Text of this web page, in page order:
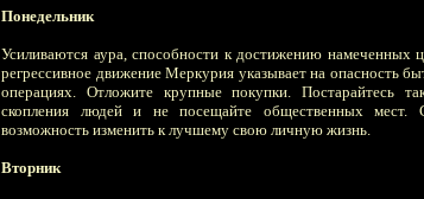
Понедельник
Усиливаются аура, способности к достижению намеченных
регрессивное движение Меркурия указывает на опасность
операциях. Отложите крупные покупки. Постарайтесь
скопления людей и не посещайте общественных мест.
возможность изменить к лучшему свою личную жизнь.
Вторник